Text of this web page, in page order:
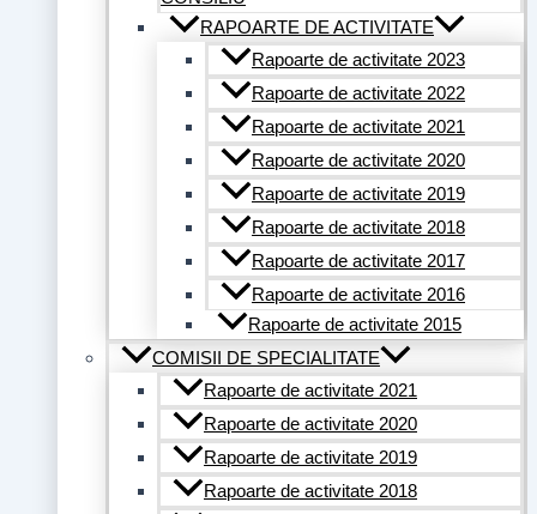
RAPOARTE DE ACTIVITATE
Rapoarte de activitate 2023
Rapoarte de activitate 2022
Rapoarte de activitate 2021
Rapoarte de activitate 2020
Rapoarte de activitate 2019
Rapoarte de activitate 2018
Rapoarte de activitate 2017
Rapoarte de activitate 2016
Rapoarte de activitate 2015
COMISII DE SPECIALITATE
Rapoarte de activitate 2021
Rapoarte de activitate 2020
Rapoarte de activitate 2019
Rapoarte de activitate 2018